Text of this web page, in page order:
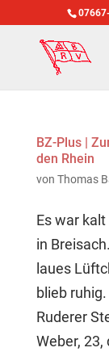
BZ-Plus |
den Rhein
von Thomas
Es war
in
laues
blieb
Ruderer
Weber,